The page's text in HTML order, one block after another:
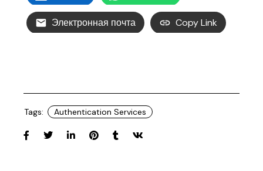
Электронная почта Copy Link
Tags: Authentication Services